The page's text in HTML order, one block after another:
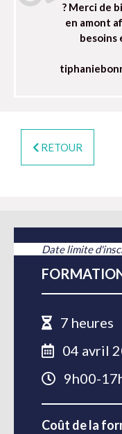
? Merci de
en amont
besoins
RETOUR
Date limite
7 heures
04 avril
9h00-
Coût de la